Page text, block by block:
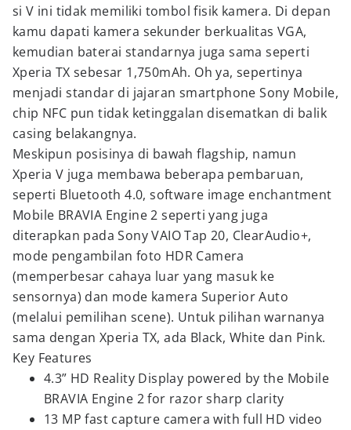
si V ini tidak memiliki tombol fisik kamera. Di depan
kamu dapati kamera sekunder berkualitas VGA,
kemudian baterai standarnya juga sama seperti
Xperia TX sebesar 1,750mAh. Oh ya, sepertinya
menjadi standar di jajaran smartphone Sony Mobile,
chip NFC pun tidak ketinggalan disematkan di balik
casing belakangnya.
Meskipun posisinya di bawah flagship, namun
Xperia V juga membawa beberapa pembaruan,
seperti Bluetooth 4.0, software image enchantment
Mobile BRAVIA Engine 2 seperti yang juga
diterapkan pada Sony VAIO Tap 20, ClearAudio+,
mode pengambilan foto HDR Camera
(memperbesar cahaya luar yang masuk ke
sensornya) dan mode kamera Superior Auto
(melalui pemilihan scene). Untuk pilihan warnanya
sama dengan Xperia TX, ada Black, White dan Pink.
Key Features
4.3” HD Reality Display powered by the Mobile
BRAVIA Engine 2 for razor sharp clarity
13 MP fast capture camera with full HD video